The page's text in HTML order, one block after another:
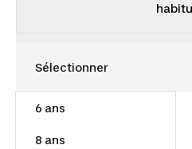
6 ans
8 ans